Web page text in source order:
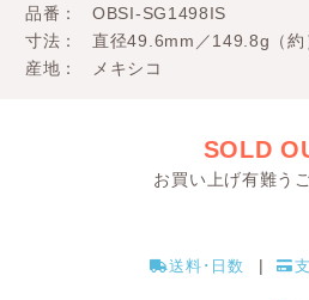
品番
OBSI-SG1498IS
寸法
直径49.6mm／149.8g（約
産地
メキシコ
SOLD
お買い上げ有難う
送料･日数